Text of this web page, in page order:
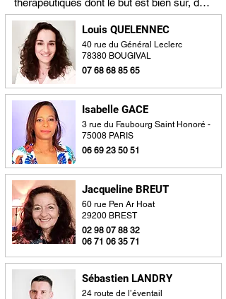
thérapeutiques dont le but est bien sûr, de
restaurer le corps dans ses fonctions, son
apparence mais aussi d’aider les hommes
et les femmes à assumer et à réinvestir
leur corps en ne reniant ni son identité
d’hommes ou de femmes, ni sa virilité ni
sa féminité, ni sa fonction érotique.
Les trois grands thèmes qui sont abordés
sont l’image du corps, les atteintes qui
parfois gênent la réalisation de l’acte
sexuel (cicatrice, sécheresse vaginale,
troubles érectiles…) et enfin les difficultés
relationnelles (collègues, amis, famille,
partenaire sexuel).
Louis QUELENNEC
40 rue du Général Leclerc
78380 BOUGIVAL
07 68 68 85 65
Isabelle GACE
3 rue du Faubourg Saint Honoré -
75008 PARIS
06 69 23 50 51
Jacqueline BREUT
60 rue Pen Ar Hoat
29200 BREST
02 98 07 88 32
06 71 06 35 71
Sébastien LANDRY
24 route de l’éventail